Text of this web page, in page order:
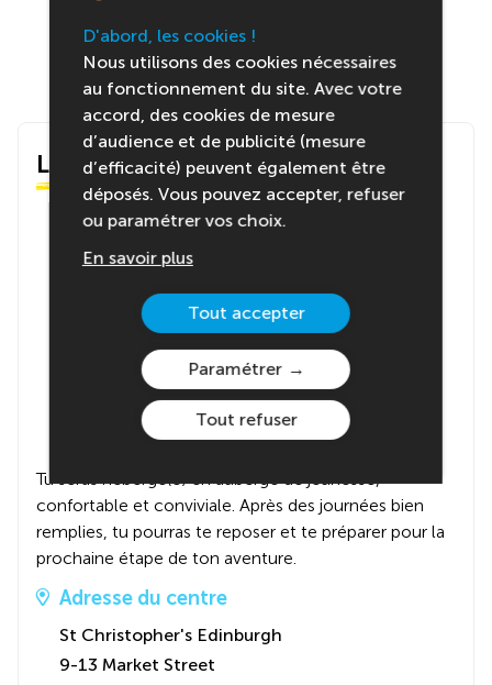
Le centre
Tu seras hébergé(e) en auberge de jeunesse,
confortable et conviviale. Après des journées bien
remplies, tu pourras te reposer et te préparer pour la
prochaine étape de ton aventure.
Adresse du centre
St Christopher's Edinburgh
9-13 Market Street
D'abord, les cookies !
Nous utilisons des cookies nécessaires
au fonctionnement du site. Avec votre
accord, des cookies de mesure
d’audience et de publicité (mesure
d’efficacité) peuvent également être
déposés. Vous pouvez accepter, refuser
ou paramétrer vos choix.
En savoir plus
Tout accepter
Paramétrer
Tout refuser